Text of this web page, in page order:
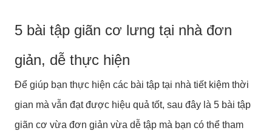
5 bài tập giãn cơ lưng tại nhà đơn
giản, dễ thực hiện
Để giúp bạn thực hiện các bài tập tại nhà tiết kiệm thời
gian mà vẫn đạt được hiệu quả tốt, sau đây là 5 bài tập
giãn cơ vừa đơn giản vừa dễ tập mà bạn có thể tham